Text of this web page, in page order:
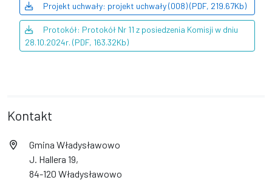
Projekt uchwały: projekt uchwały (008) (PDF, 219.67Kb)
Protokół: Protokół Nr 11 z posiedzenia Komisji w dniu
28.10.2024r. (PDF, 163.32Kb)
Kontakt
Gmina Władysławowo
J. Hallera 19,
84-120 Władysławowo